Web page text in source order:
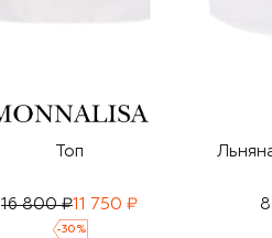
Топ
16 800 ₽11 750 ₽
-30 %